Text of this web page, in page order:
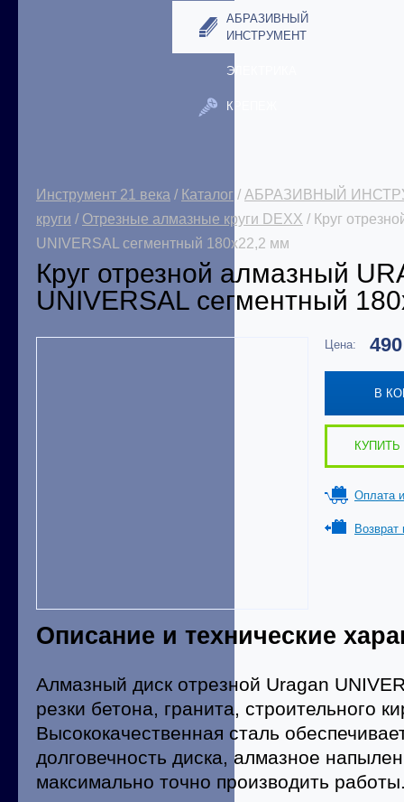
АБРАЗИВНЫЙ
ИНСТРУМЕНТ
ЭЛЕКТРИКА
КРЕПЕЖ
Инструмент 21 века / Каталог / АБРАЗИВНЫЙ
круги / Отрезные алмазные круги DEXX / Круг
UNIVERSAL сегментный 180х22,2 мм
Круг отрезной алмазный
UNIVERSAL сегментный
Цена:
В
КУПИТЬ
Оплата
Возврат
Описание и технические
Алмазный диск отрезной Uragan
резки бетона, гранита, строительного
Высококачественная сталь
долговечность диска, алмазное
максимально точно производить